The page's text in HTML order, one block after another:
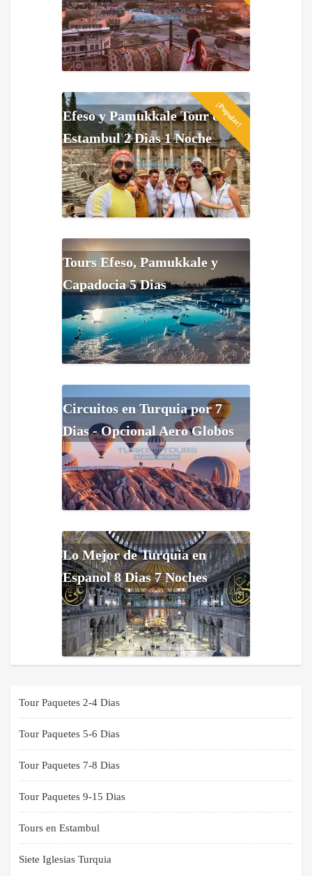
¡Popular!
Efeso y Pamukkale Tour de
Estambul 2 Dias 1 Noche
Tours Efeso, Pamukkale y
Capadocia 5 Dias
Circuitos en Turquia por 7
Dias - Opcional Aero Globos
Lo Mejor de Turquia en
Espanol 8 Dias 7 Noches
Tour Paquetes 2-4 Dias
Tour Paquetes 5-6 Dias
Tour Paquetes 7-8 Dias
Tour Paquetes 9-15 Dias
Tours en Estambul
Siete Iglesias Turquia